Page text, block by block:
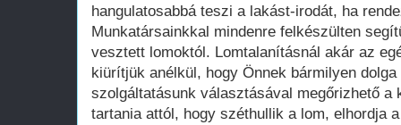
hangulatosabbá teszi a lakást-irodát, ha
Munkatársainkkal mindenre felkészülten
vesztett lomoktól. Lomtalanításnál akár az
kiürítjük anélkül, hogy Önnek bármilyen
szolgáltatásunk választásával megőrizhető a
tartania attól, hogy széthullik a lom, elhordja